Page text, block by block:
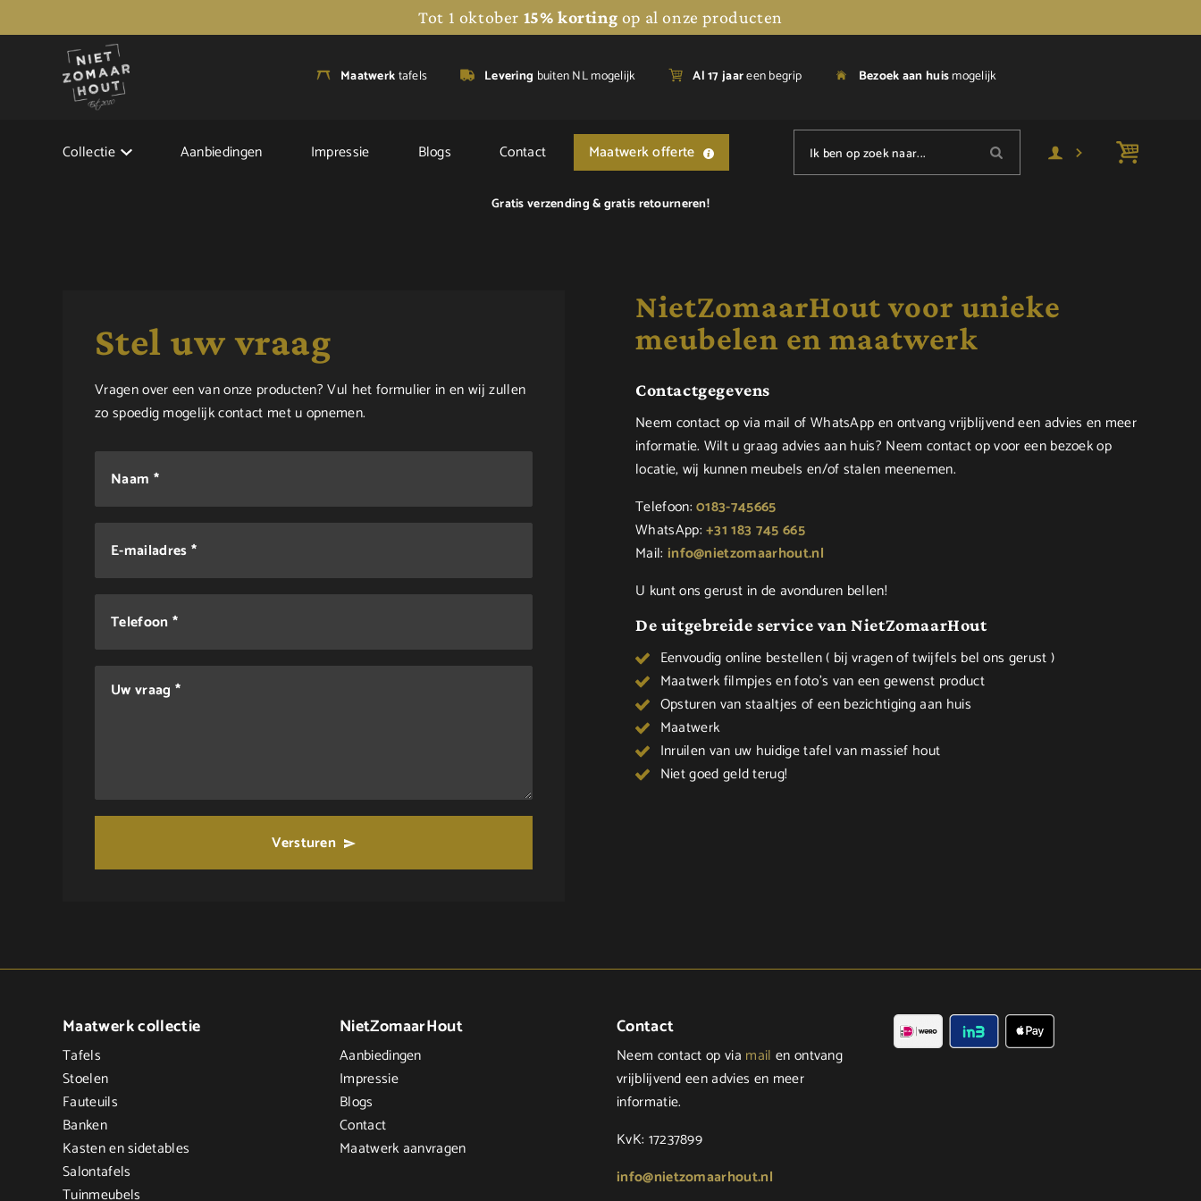
Tot 1 oktober 15% korting op al onze producten
Maatwerktafels Levering buiten NL mogelijk Al 17 jaareen begrip Bezoek aan huismogelijk
Collectie Aanbiedingen Impressie Blogs Contact Maatwerk offerte Ik ben op zoek naar...
Gratis verzending &gratis retourneren!
Stel uw vraag
Vragen over een van onze producten? Vul het formulier in en wij zullen
zo spoedig mogelijk contact met u opnemen.
Naam *
E-mailadres *
Telefoon *
Uw vraag *
Versturen
NietZomaarHout voor unieke
meubelen en maatwerk
Contactgegevens
Neem contact op via mail of WhatsApp en ontvang vrijblijvend een advies en meer
informatie. Wilt u graag advies aan huis? Neem contact op voor een bezoek op
locatie, wij kunnen meubels en/of stalen meenemen.
Telefoon:0183-745665
WhatsApp:+31 183 745 665
Mail: info@nietzomaarhout.nl
U kunt ons gerust in de avonduren bellen!
De uitgebreide service van NietZomaarHout
Eenvoudig online bestellen ( bij vragen of twijfels bel ons gerust )
Maatwerk filmpjes en foto's van een gewenst product
Opsturen van staaltjes of een bezichtiging aan huis
Maatwerk
Inruilen van uw huidige tafel van massief hout
Niet goed geld terug!
Maatwerk collectie
Tafels
Stoelen
Fauteuils
Banken
Kasten en sidetables
Salontafels
Tuinmeubels
NietZomaarHout
Aanbiedingen
Impressie
Blogs
Contact
Maatwerk aanvragen
Contact
Neem contact op via mail en ontvang
vrijblijvend een advies en meer
informatie.
KvK: 17237899
info@nietzomaarhout.nl